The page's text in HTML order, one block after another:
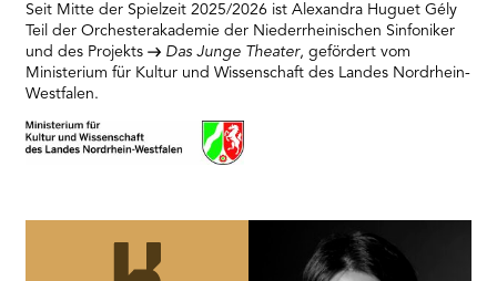
Seit Mitte der Spielzeit 2025/2026 ist Alexandra Huguet Gély
Teil der Orchesterakademie der Niederrheinischen Sinfoniker
und des Projekts
Das Junge Theater, gefördert vom
Ministerium für Kultur und Wissenschaft des Landes Nordrhein-
Westfalen.